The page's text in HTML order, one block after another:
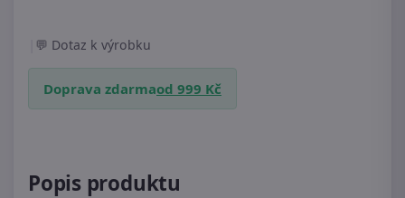
Dotaz k výrobku
Doprava zdarmaod 999 Kč
Popis produktu